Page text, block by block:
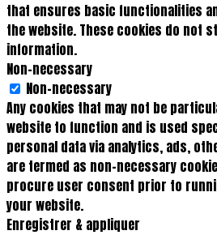
that ensures basic functionalities
the website. These cookies do not
information.
Non-necessary
Non-necessary
Any cookies that may not be
website to function and is used
personal data via analytics, ads,
are termed as non-necessary
procure user consent prior to
your website.
Enregistrer & appliquer